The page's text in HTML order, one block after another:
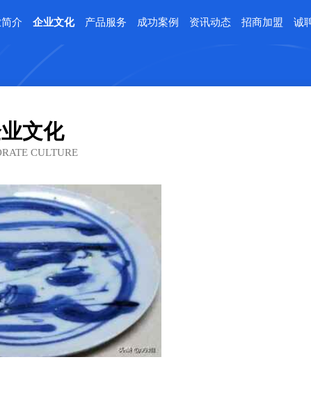
介 企业文化 产品服务 成功案例 资讯动态 招商加盟 诚
文化
CULTURE